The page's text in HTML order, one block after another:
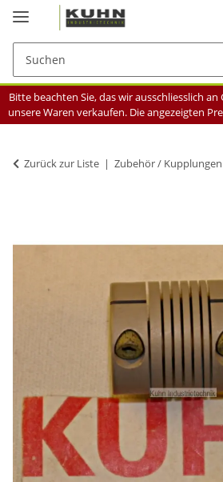
Bitte beachten Sie, das wir ausschliesslich
unsere Waren verkaufen. Die angezeigten
Zurück zur Liste Zubehör / Kupplungen